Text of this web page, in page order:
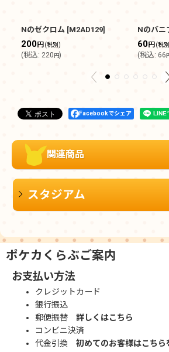
Nのゼクロム [M2AD129]
200円(税別)
(税込: 220円)
Nのバニ
60円(税
(税込: 66
Facebookでシェア
関連商品
スタジアム
ポケカくらぶご案内
お支払い方法
クレジットカード
銀行振込
郵便振替 詳しくはこちら
コンビニ決済
代金引換 初めてのお客様はこちら